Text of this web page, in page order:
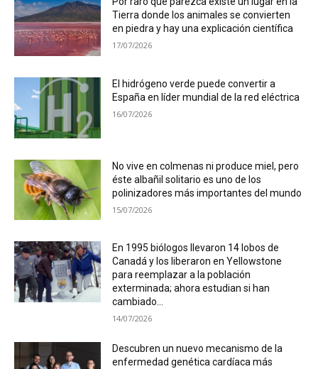
Tierra donde los animales se convierten
en piedra y hay una explicación científica
17/07/2026
El hidrógeno verde puede convertir a
España en líder mundial de la red eléctrica
16/07/2026
No vive en colmenas ni produce miel, pero
éste albañil solitario es uno de los
polinizadores más importantes del mundo
15/07/2026
En 1995 biólogos llevaron 14 lobos de
Canadá y los liberaron en Yellowstone
para reemplazar a la población
exterminada; ahora estudian si han
cambiado...
14/07/2026
Descubren un nuevo mecanismo de la
enfermedad genética cardíaca más